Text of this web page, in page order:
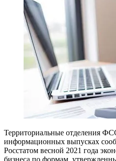
Территориальные отделения
информационных выпусках
Росстатом весной 2021 года
бизнеса по формам,